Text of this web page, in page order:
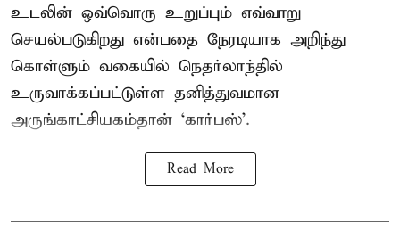
உடலின் ஒவ்வொரு உறுப்பும் எவ்வாறு
செயல்படுகிறது என்பதை நேரடியாக அறிந்து
கொள்ளும் வகையில் நெதர்லாந்தில்
உருவாக்கப்பட்டுள்ள தனித்துவமான
அருங்காட்சியகம்தான் ‘கார்பஸ்’.
Read More